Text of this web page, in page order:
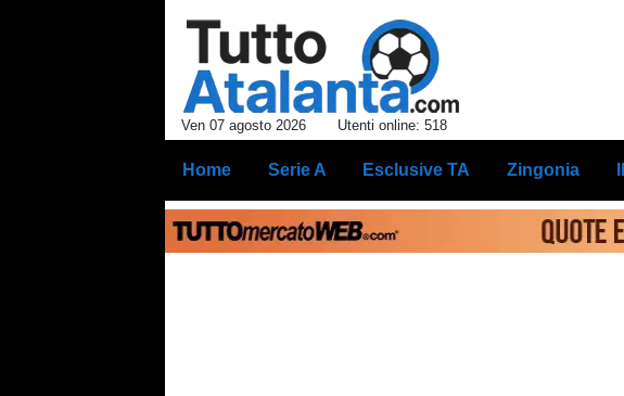
Ven 07 agosto 2026 Utenti online: 518
Home Serie A Esclusive TA Zingonia